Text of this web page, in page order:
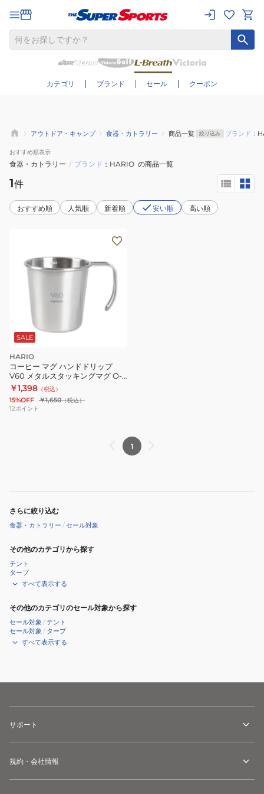
カテゴリ ブランド セール クーポン
さらに絞り込む
アウトドア・キャンプ 食器・カトラリー 商品一覧 絞り込み ブランド：
おすすめ順表示
食器・カトラリー / ブランド HARIO の商品一覧
1件
おすすめ順 人気順 新着順 安い順 高い順
SALE
HARIO
コーヒー マグ ハンドドリップ
V60 メタルスタッキングマグ O-
VSM-30-HSV
￥1,398 （税込）
15%OFF ￥1,650（税込）
12ポイント
1
さらに絞り込む
食器・カトラリー /セール対象
その他のカテゴリから探す
テント
タープ
すべて表示する
その他のカテゴリのセール対象から探す
セール対象 /テント
セール対象 / タープ
すべて表示する
サポート
規約・会社情報